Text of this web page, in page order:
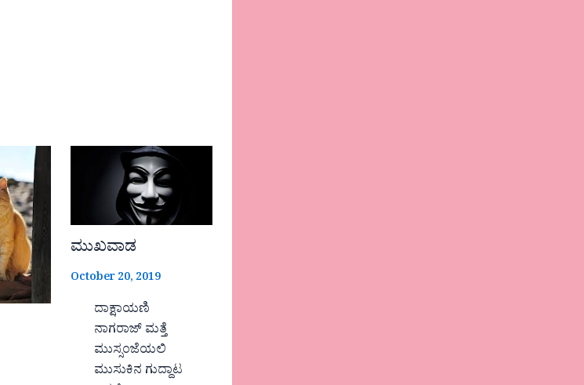
ಮುಖವಾಡ
October 20, 2019
ದಾಕ್ಷಾಯಣಿ
ನಾಗರಾಜ್ ಮತ್ತೆ
ಮುಸ್ಸಂಜೆಯಲಿ
ಮುಸುಕಿನ ಗುದ್ದಾಟ